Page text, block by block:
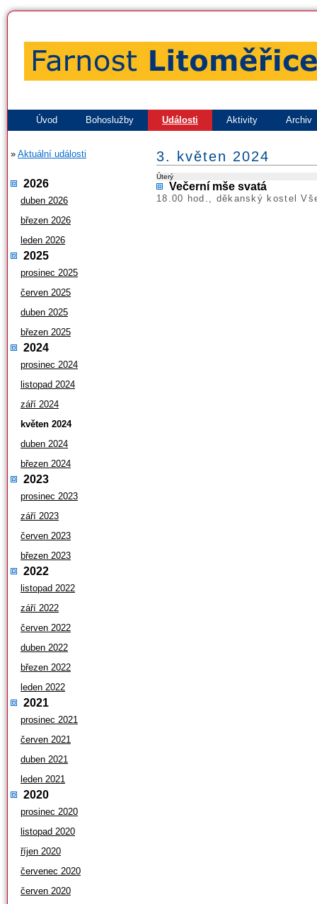
Úvod Bohoslužby Události Aktivity Archiv
» Aktuální události
2026
duben 2026
březen 2026
leden 2026
2025
prosinec 2025
červen 2025
duben 2025
březen 2025
2024
prosinec 2024
listopad 2024
září 2024
květen 2024
duben 2024
březen 2024
2023
prosinec 2023
září 2023
červen 2023
březen 2023
2022
listopad 2022
září 2022
červen 2022
duben 2022
březen 2022
leden 2022
2021
prosinec 2021
červen 2021
duben 2021
leden 2021
2020
prosinec 2020
listopad 2020
říjen 2020
červenec 2020
červen 2020
3. květen 2024
Úterý
Večerní mše svatá
18.00 hod., děkanský kostel